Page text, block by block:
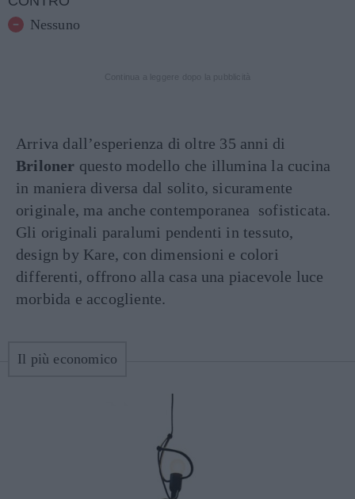
Nessuno
Arriva dall’esperienza di oltre 35 anni di
Briloner questo modello che illumina la cucina
in maniera diversa dal solito, sicuramente
originale, ma anche contemporanea sofisticata.
Gli originali paralumi pendenti in tessuto,
design by Kare, con dimensioni e colori
differenti, offrono alla casa una piacevole luce
morbida e accogliente.
Il più economico